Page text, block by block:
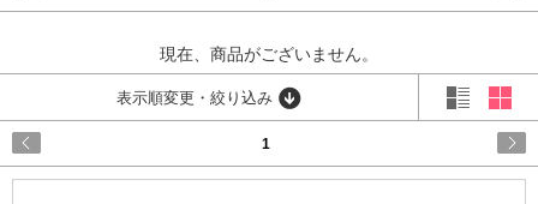
現在、商品がございません。
表示順変更・絞り込み
1